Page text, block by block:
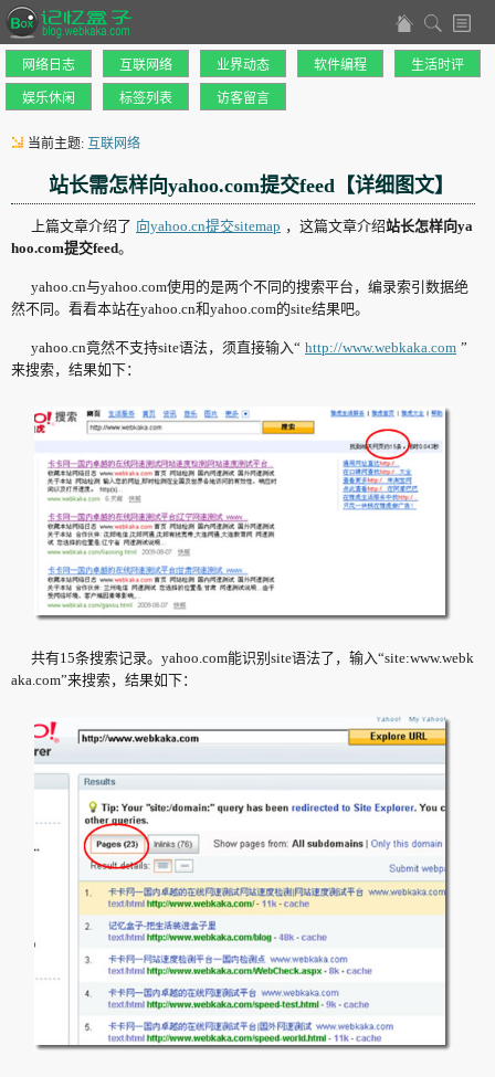
网络日志 互联网络 业界动态 软件编程 生活时评
娱乐休闲 标签列表 访客留言
当前主题: 互联网络
站长需怎样向yahoo.com提交feed【详细图文】
上篇文章介绍了 向yahoo.cn提交sitemap ，这篇文章介绍站长怎样向ya
hoo.com提交feed。
yahoo.cn与yahoo.com使用的是两个不同的搜索平台，编录索引数据绝
然不同。看看本站在yahoo.cn和yahoo.com的site结果吧。
yahoo.cn竟然不支持site语法，须直接输入“ http://www.webkaka.com ”
来搜索，结果如下：
共有15条搜索记录。yahoo.com能识别site语法了，输入“site:www.webk
aka.com”来搜索，结果如下：